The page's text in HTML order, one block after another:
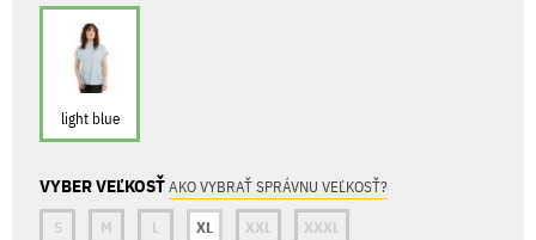
light blue
VYBER VEĽKOSŤAKO VYBRAŤ SPRÁVNU VEĽKOSŤ?
S
M L XL XXL XXXL